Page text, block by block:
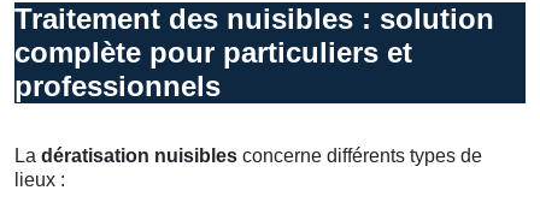
Traitement des nuisibles : solution
complète pour particuliers et
professionnels
La dératisation nuisibles concerne différents types de
lieux :